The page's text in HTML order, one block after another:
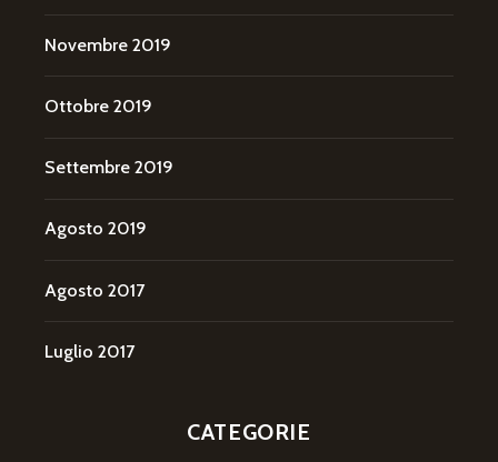
Novembre 2019
Ottobre 2019
Settembre 2019
Agosto 2019
Agosto 2017
Luglio 2017
CATEGORIE